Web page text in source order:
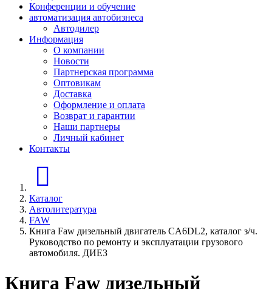
Конференции и обучение
автоматизация автобизнеса
Автодилер
Информация
О компании
Новости
Партнерская программа
Оптовикам
Доставка
Оформление и оплата
Возврат и гарантии
Наши партнеры
Личный кабинет
Контакты
Каталог
Автолитература
FAW
Книга Faw дизельный двигатель CA6DL2, каталог з/ч.
Руководство по ремонту и эксплуатации грузового
автомобиля. ДИЕЗ
Книга Faw дизельный